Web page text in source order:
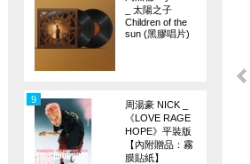
_ 太陽之子
Children of the
sun (黑膠唱片)
周湯豪 NICK _
《LOVE RAGE
HOPE》平裝版
【內附贈品：霧
膜貼紙】
9